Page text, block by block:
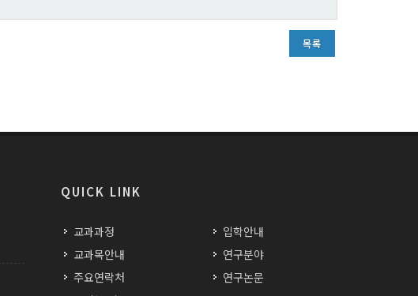
목록
QUICK LINK
교과과정
교과목안내
주요연락처
입학안내
연구분야
연구논문